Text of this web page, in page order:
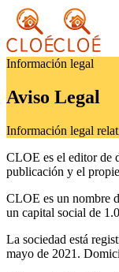
Información legal
Aviso Legal
Información legal
CLOE es el editor de
publicación y el
CLOE es un nombre
un capital social de
La sociedad está
mayo de 2021.